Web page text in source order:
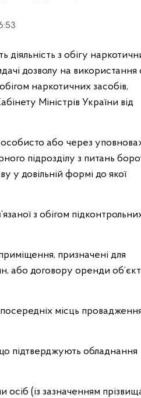
з обігу
дозволу на використання
наркотичних засобів,
Міністрів України від
або через
підрозділу з питань
у довільній формі до якої
з обігом
призначені для
або договору оренди
місць
підтверджують обладнання
(із зазначенням